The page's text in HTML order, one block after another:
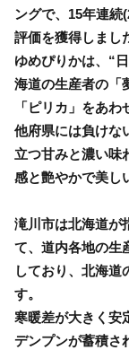
ングで、15年連続
評価を獲得しまし
ゆめぴりかは、“
海道の生産者の「
「ピリカ」をあわ
他府県には負けな
立つ甘みと濃い味
感と艶やかで美し
滝川市は北海道が
て、道内各地の生
しており、北海道
す。
寒暖差が大きく安
デンプンが蓄積さ